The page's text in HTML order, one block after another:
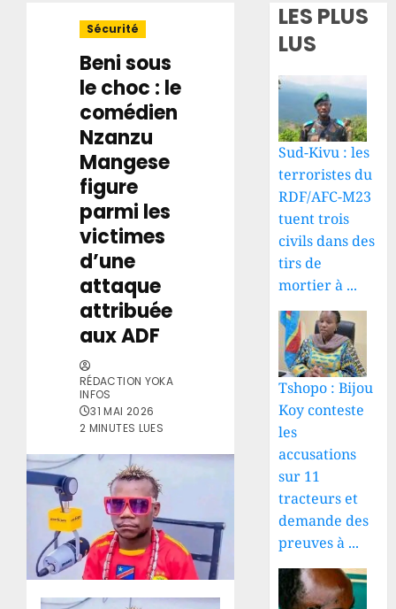
Sécurité
Beni sous
le choc : le
comédien
Nzanzu
Mangese
figure
parmi les
victimes
d’une
attaque
attribuée
aux ADF
RÉDACTION YOKA
INFOS
31 MAI 2026
2 MINUTES LUES
LES PLUS
LUS
Sud-Kivu : les
terroristes du
RDF/AFC-M23
tuent trois
civils dans des
tirs de
mortier à ...
Tshopo : Bijou
Koy conteste
les
accusations
sur 11
tracteurs et
demande des
preuves à ...